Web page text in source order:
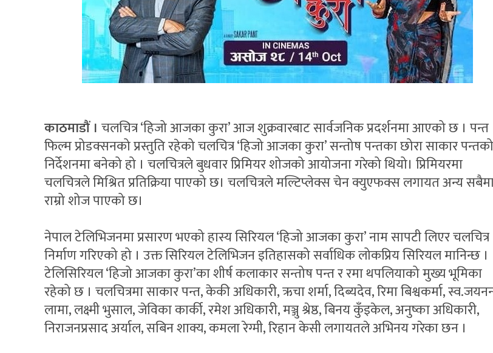
काठमाडौं । चलचित्र ‘हिजो आजका कुरा’ आज शुक्रवारबाट सार्वजनिक प्रदर्शनमा आएको छ । पन्त
फिल्म प्रोडक्सनको प्रस्तुति रहेको चलचित्र ‘हिजो आजका कुरा’ सन्तोष पन्तका छोरा साकार पन्तको
निर्देशनमा बनेको हो । चलचित्रले बुधवार प्रिमियर शोजको आयोजना गरेको थियो। प्रिमियरमा
चलचित्रले मिश्रित प्रतिक्रिया पाएको छ। चलचित्रले मल्टिप्लेक्स चेन क्युएफक्स लगायत अन्य
राम्रो शोज पाएको छ।
नेपाल टेलिभिजनमा प्रसारण भएको हास्य सिरियल ‘हिजो आजका कुरा’ नाम सापटी लिएर चलचित्र
निर्माण गरिएको हो । उक्त सिरियल टेलिभिजन इतिहासको सर्वाधिक लोकप्रिय सिरियल मानिन्छ ।
टेलिसिरियल ‘हिजो आजका कुरा’का शीर्ष कलाकार सन्तोष पन्त र रमा थपलियाको मुख्य भूमिका
रहेको छ । चलचित्रमा साकार पन्त, केकी अधिकारी, ऋचा शर्मा, दिब्यदेव, रिमा बिश्वकर्मा,
लामा, लक्ष्मी भुसाल, जेविका कार्की, रमेश अधिकारी, मञ्जु श्रेष्ठ, बिनय कुँइकेल, अनुष्का अधिकारी,
निराजनप्रसाद अर्याल, सबिन शाक्य, कमला रेग्मी, रिहान केसी लगायतले अभिनय गरेका छन ।